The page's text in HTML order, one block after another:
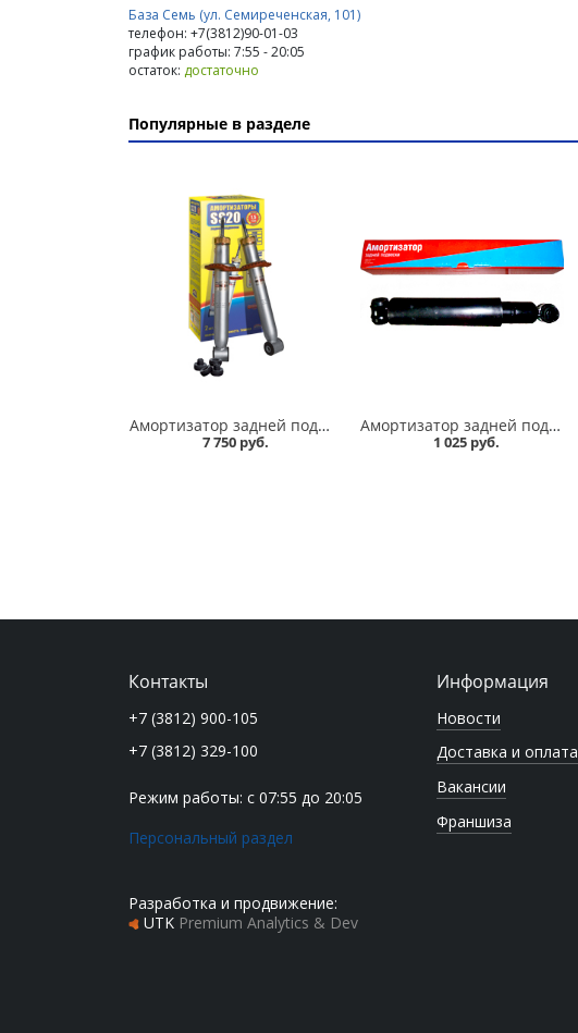
База Семь (ул. Семиреченская, 101)
телефон: +7(3812)90-01-03
график работы: 7:55 - 20:05
остаток: достаточно
Популярные в разделе
Амортизатор задней подвески 2110,1118-19 /стандарт/ комплект, SS 20 в Омске
7 750 руб.
Амортизатор задней подвески 2101-07 Никон в Омске
1 025 руб.
Информация
Новости
Доставка и оплата
Вакансии
Франшиза
Контакты
+7 (3812) 900-105
+7 (3812) 329-100
Режим работы: с 07:55 до 20:05
Персональный раздел
Разработка и продвижение:
UTK Premium Analytics & Dev